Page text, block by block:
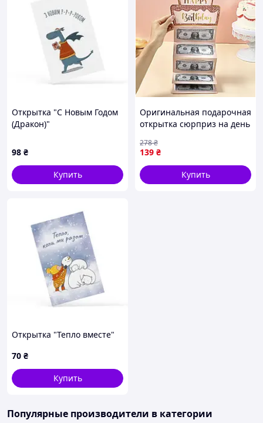
Открытка "С Новым Годом
(Дракон)"
98 ₴
Купить
Оригинальная подарочная
открытка сюрприз на день
для рождения Розовая
139 ₴
278₴
Купить
Открытка "Тепло вместе"
70 ₴
Купить
Популярные производители в категории